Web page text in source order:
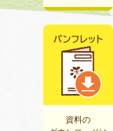
資料の